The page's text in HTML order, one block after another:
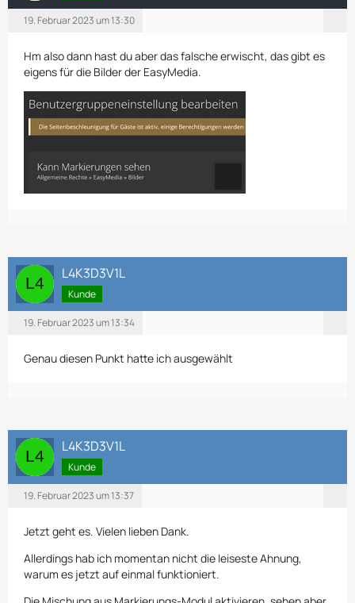
19. Februar 2023 um 13:30
Hm also dann hast du aber das falsche erwischt, das gibt es
eigens für die Bilder der EasyMedia.
L4K3D3V1L
Kunde
19. Februar 2023 um 13:34
Genau diesen Punkt hatte ich ausgewählt
L4K3D3V1L
Kunde
19. Februar 2023 um 13:37
Jetzt geht es. Vielen lieben Dank.
Allerdings hab ich momentan nicht die leiseste Ahnung,
warum es jetzt auf einmal funktioniert.